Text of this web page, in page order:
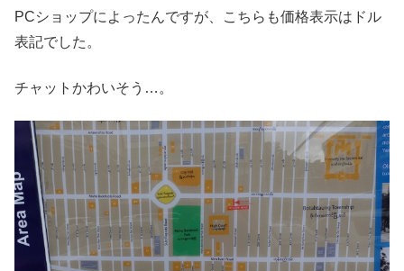
PCショップによったんですが、こちらも価格表示はドル
表記でした。
チャットかわいそう…。